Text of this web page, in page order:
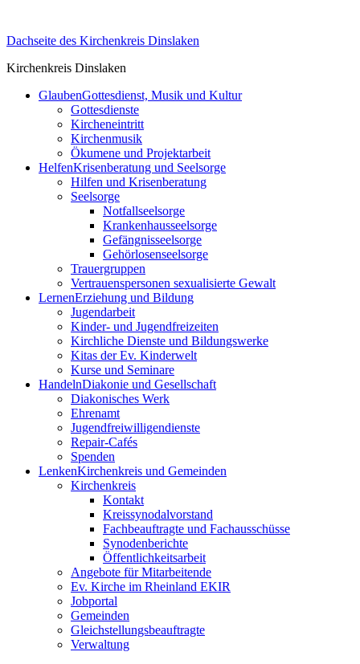
content
Dachseite des Kirchenkreis Dinslaken
Kirchenkreis Dinslaken
GlaubenGottesdienst, Musik und Kultur
Gottesdienste
Kircheneintritt
Kirchenmusik
Ökumene und Projektarbeit
HelfenKrisenberatung und Seelsorge
Hilfen und Krisenberatung
Seelsorge
Notfallseelsorge
Krankenhausseelsorge
Gefängnisseelsorge
Gehörlosenseelsorge
Trauergruppen
Vertrauenspersonen sexualisierte Gewalt
LernenErziehung und Bildung
Jugendarbeit
Kinder- und Jugendfreizeiten
Kirchliche Dienste und Bildungswerke
Kitas der Ev. Kinderwelt
Kurse und Seminare
HandelnDiakonie und Gesellschaft
Diakonisches Werk
Ehrenamt
Jugendfreiwilligendienste
Repair-Cafés
Spenden
LenkenKirchenkreis und Gemeinden
Kirchenkreis
Kontakt
Kreissynodalvorstand
Fachbeauftragte und Fachausschüsse
Synodenberichte
Öffentlichkeitsarbeit
Angebote für Mitarbeitende
Ev. Kirche im Rheinland EKIR
Jobportal
Gemeinden
Gleichstellungs­­­beauftragte
Verwaltung